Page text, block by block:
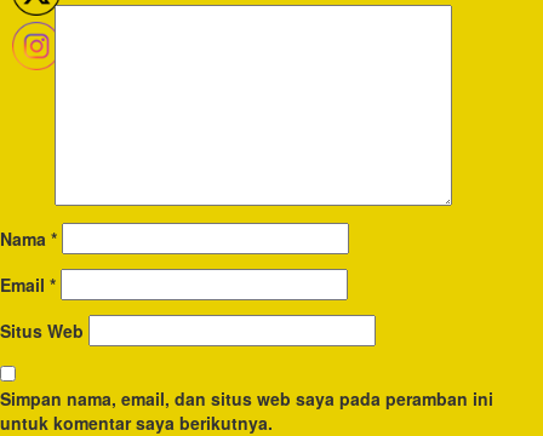
Nama *
Email *
Situs Web
Simpan nama, email, dan situs web saya pada peramban ini
untuk komentar saya berikutnya.